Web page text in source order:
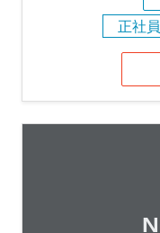
正社員